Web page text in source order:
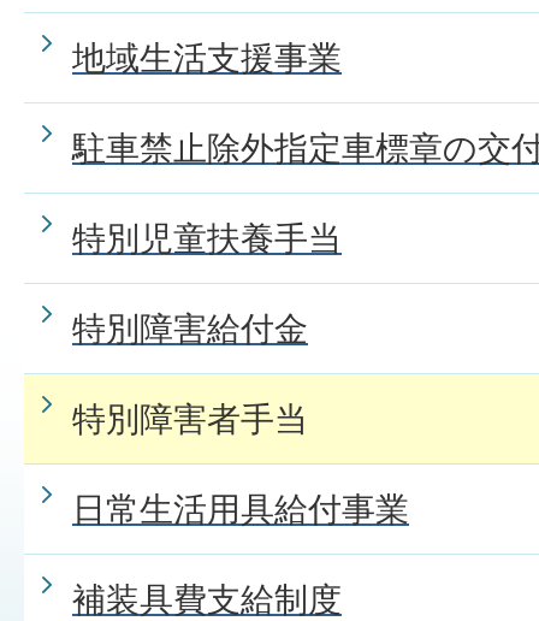
地域生活支援事業
駐車禁止除外指定車標章の交
特別児童扶養手当
特別障害給付金
特別障害者手当
日常生活用具給付事業
補装具費支給制度